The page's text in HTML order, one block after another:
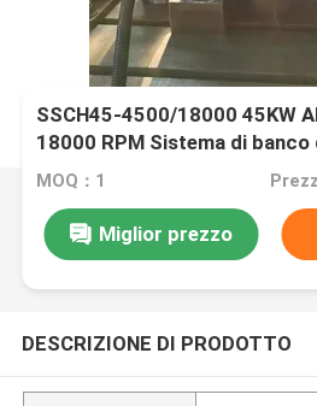
SSCH45-4500/18000 45KW
18000 RPM Sistema di banco
dinamometro elettrico per
MOQ：1
Miglior prezzo
DESCRIZIONE DI PRODOTTO